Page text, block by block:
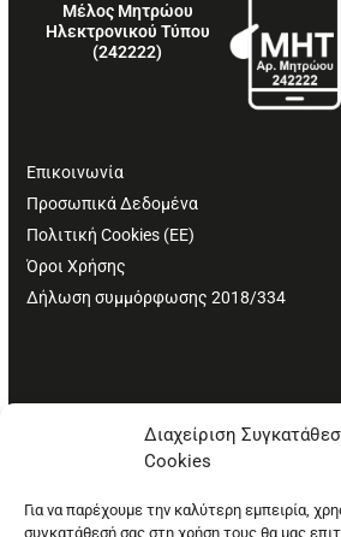
Διαχείριση
Cookies
Για να παρέχουμε την καλύτερη εμπειρία,
συγκατάθεσή σας στη χρήση τους θα μας
Μέλος Μητρώου
Ηλεκτρονικού Τύπου
(242222)
Επικοινωνία
Προσωπικά Δεδομένα
Πολιτική Cookies (ΕΕ)
Όροι Χρήσης
Δήλωση συμμόρφωσης 2018/334
© Copyright: Ethos Media S.A.